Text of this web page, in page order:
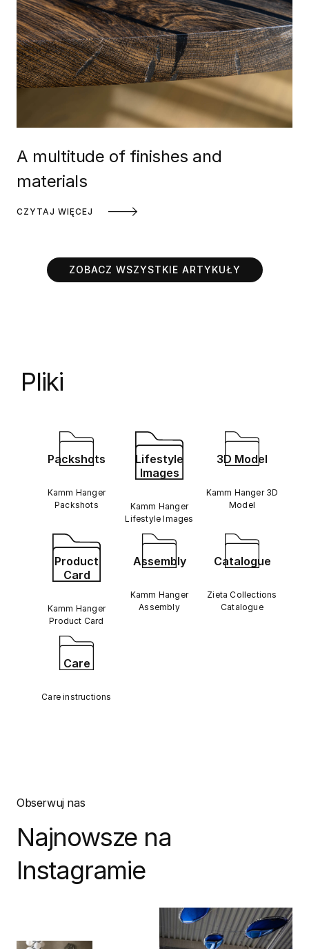
A multitude of finishes and
materials
CZYTAJ WIĘCEJ
ZOBACZ WSZYSTKIE ARTYKUŁY
Pliki
Packshots
Kamm Hanger
Packshots
Lifestyle
Images
Kamm Hanger
Lifestyle Images
3D Model
Kamm Hanger 3D
Model
Product
Card
Kamm Hanger
Product Card
Assembly
Kamm Hanger
Assembly
Catalogue
Zieta Collections
Catalogue
Care
Care instructions
Obserwuj nas
Najnowsze na
Instagramie